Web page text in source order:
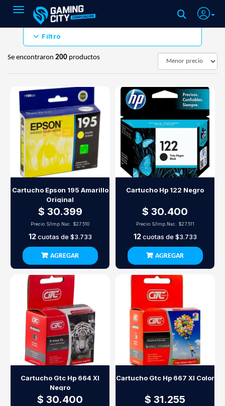
Toggle navigation
Filtro
Se encontraron 200 productos
Cartucho Epson 195 Amarillo
Original
$ 30.399
Precio S/Imp.Nac. $27.510
12cuotas de $3.733
AGREGAR
Cartucho Hp 122 Negro
$ 30.400
Precio S/Imp.Nac. $27.511
12cuotas de $3.733
AGREGAR
Cartucho Gtc Hp 664 Xl
Negro
$ 30.400
Cartucho Gtc Hp 667 Xl Color
$ 31.255